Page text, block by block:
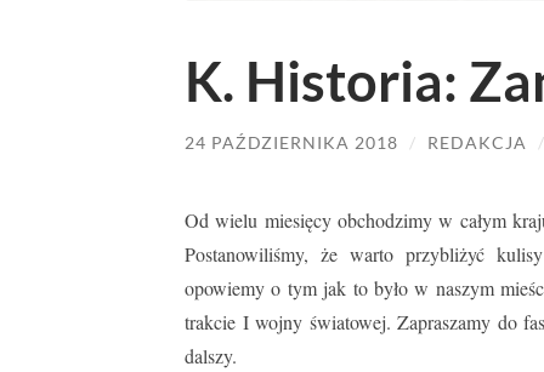
K. Historia:
24 PAŹDZIERNIKA 2018 / REDAKCJA /
Od wielu miesięcy obchodzimy w całym
Postanowiliśmy, że warto przybliżyć
opowiemy o tym jak to było w naszym
trakcie I wojny światowej. Zapraszamy do
dalszy.